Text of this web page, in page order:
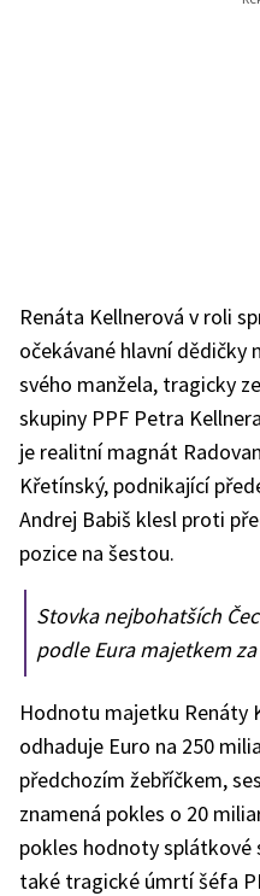
Renáta Kellnerová v roli
očekávané hlavní dědičky
svého manžela, tragicky
skupiny PPF Petra
je realitní magnát
Křetínský, podnikající
Andrej Babiš klesl proti
pozice na šestou.
Stovka nejbohatších
podle Eura majetkem
Hodnotu majetku Renáty
odhaduje Euro na 250
předchozím žebříčkem,
znamená pokles o 20
pokles hodnoty splátkové
také tragické úmrtí šéfa